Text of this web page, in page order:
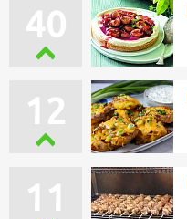
40
11
12